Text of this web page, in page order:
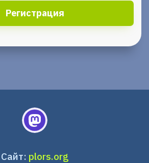
Регистрация
Сайт: plors.org